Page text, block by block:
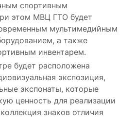
спортивным
этом МВЦ ГТО будет
мультимедийным
а также
инвентарем.
будет расположена
экспозиция,
экспонаты, которые
ценность для реализации
знаков отличия